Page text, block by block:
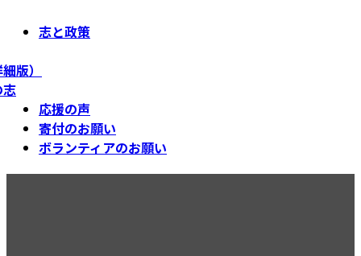
志と政策
版）
応援の声
寄付のお願い
ボランティアのお願い